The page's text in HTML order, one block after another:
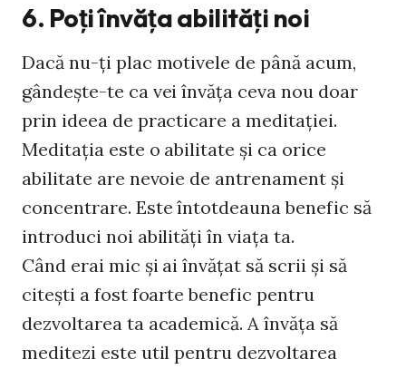
6. Poţi învăţa abilităţi noi
Dacă nu-ţi plac motivele de până acum,
gândeşte-te ca vei învăţa ceva nou doar
prin ideea de practicare a meditaţiei.
Meditaţia este o abilitate şi ca orice
abilitate are nevoie de antrenament şi
concentrare. Este întotdeauna benefic să
introduci noi abilităţi în viaţa ta.
Când erai mic şi ai învăţat să scrii şi să
citeşti a fost foarte benefic pentru
dezvoltarea ta academică. A învăţa să
meditezi este util pentru dezvoltarea